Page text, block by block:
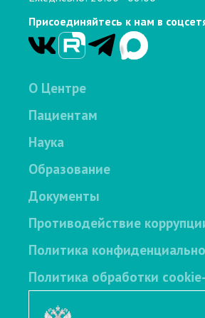
Присоединяйтесь к нам в
О Центре
Пациентам
Наука
Образование
Документы
Противодействие
Политика
Политика обработки